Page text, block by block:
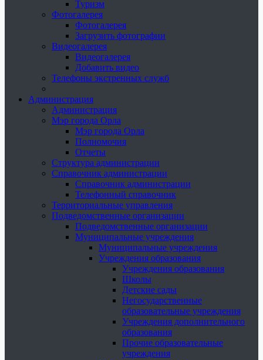
Туризм
Фотогалерея
Фотогалерея
Загрузить фотографии
Видеогалерея
Видеогалерея
Добавить видео
Телефоны экстренных служб
Администрация
Администрация
Мэр города Орла
Мэр города Орла
Полномочия
Отчеты
Структура администрации
Справочник администрации
Справочник администрации
Телефонный справочник
Территориальные управления
Подведомственные организации
Подведомственные организации
Муниципальные учреждения
Муниципальные учреждения
Учреждения образования
Учреждения образования
Школы
Детские сады
Негосударственные
образовательные учреждения
Учреждения дополнительного
образования
Прочие образовательные
учреждения